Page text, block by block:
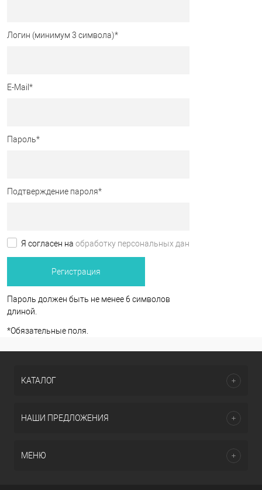
Логин (минимум 3 символа)*
E-Mail *
Пароль*
Подтверждение пароля*
Я согласен на обработку персональных данных.
Пароль должен быть не менее 6 символов
длиной.
*Обязательные поля.
КАТАЛОГ
НАШИ ПРЕДЛОЖЕНИЯ
МЕНЮ